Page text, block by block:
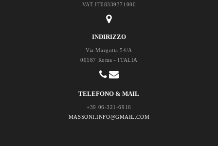
INDIRIZZO
Via Margutta 54/A
00187 Roma - ITALIA
VAT IT08339371000
TELEFONO & MAIL
+39 06-321-6916
MASSONI.INFO@GMAIL.COM